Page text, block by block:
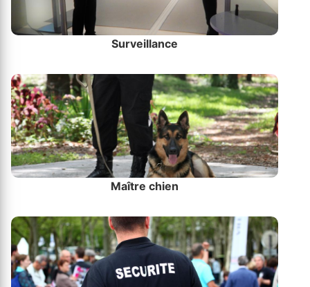
Surveillance
Maître chien